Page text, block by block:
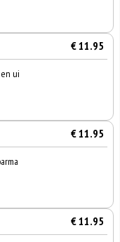
€ 11.95
en ui
€ 11.95
€ 11.95